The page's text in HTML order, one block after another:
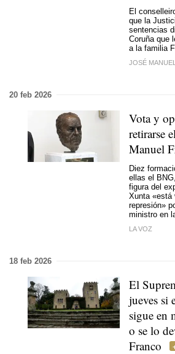
El
que la
sentencias
Coruña que
a la familia
JOSÉ
20 feb 2026
Vota y
retirarse
Manuel
Diez
ellas el
figura del
Xunta «está
represión»
ministro en
LA VOZ
18 feb 2026
El
jueves si
sigue en
o se lo
Franco